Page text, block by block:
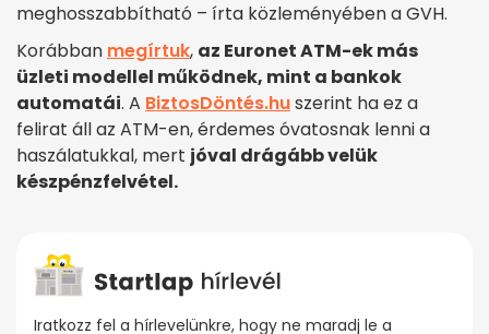
meghosszabbítható – írta közleményében a GVH.
Korábban megírtuk, az Euronet ATM-ek más
üzleti modellel működnek, mint a bankok
automatái. A BiztosDöntés.huszerint ha ez a
felirat áll az ATM-en, érdemes óvatosnak lenni a
haszálatukkal, mert jóval drágább velük
készpénzfelvétel.
Iratkozz fel a hírlevelünkre, hogy ne maradj le a